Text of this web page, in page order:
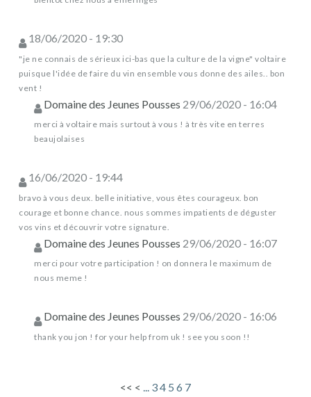
18/06/2020 - 19:30
"je ne connais de sérieux ici-bas que la culture de la vigne" voltaire
puisque l'idée de faire du vin ensemble vous donne des ailes.. bon
vent !
Domaine des Jeunes Pousses 29/06/2020 - 16:04
merci à voltaire mais surtout à vous ! à très vite en terres
beaujolaises
16/06/2020 - 19:44
bravo à vous deux. belle initiative, vous êtes courageux. bon
courage et bonne chance. nous sommes impatients de déguster
vos vins et découvrir votre signature.
Domaine des Jeunes Pousses 29/06/2020 - 16:07
merci pour votre participation ! on donnera le maximum de
nous meme !
Domaine des Jeunes Pousses 29/06/2020 - 16:06
thank you jon ! for your help from uk ! see you soon !!
<< < 34 5 6 7